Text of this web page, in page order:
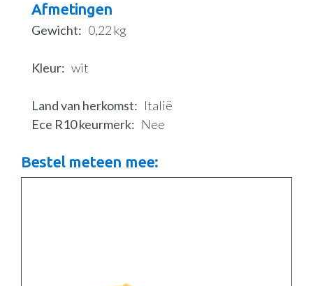
Afmetingen
Gewicht 0,22 kg
Kleur wit
Land van herkomst
Italië
Ece R10 keurmerk
Nee
Bestel meteen mee: